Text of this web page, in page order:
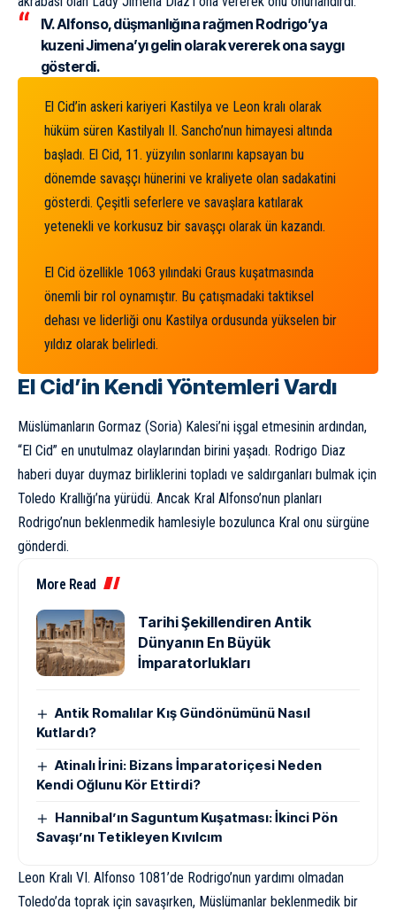
IV. Alfonso, düşmanlığına rağmen Rodrigo’ya
kuzeni Jimena’yı gelin olarak vererek ona saygı
gösterdi.
El Cid’in askeri kariyeri Kastilya ve Leon kralı olarak
hüküm süren Kastilyalı II. Sancho’nun himayesi altında
başladı. El Cid, 11. yüzyılın sonlarını kapsayan bu
dönemde savaşçı hünerini ve kraliyete olan sadakatini
gösterdi. Çeşitli seferlere ve savaşlara katılarak
yetenekli ve korkusuz bir savaşçı olarak ün kazandı.
El Cid özellikle 1063 yılındaki Graus kuşatmasında
önemli bir rol oynamıştır. Bu çatışmadaki taktiksel
dehası ve liderliği onu Kastilya ordusunda yükselen bir
yıldız olarak belirledi.
El Cid’in Kendi Yöntemleri Vardı
Müslümanların Gormaz (Soria) Kalesi’ni işgal etmesinin ardından,
“El Cid” en unutulmaz olaylarından birini yaşadı. Rodrigo Diaz
haberi duyar duymaz birliklerini topladı ve saldırganları bulmak için
Toledo Krallığı’na yürüdü. Ancak Kral Alfonso’nun planları
Rodrigo’nun beklenmedik hamlesiyle bozulunca Kral onu sürgüne
gönderdi.
More Read
Tarihi Şekillendiren Antik
Dünyanın En Büyük
İmparatorlukları
Antik Romalılar Kış Gündönümünü Nasıl
Kutlardı?
Atinalı İrini: Bizans İmparatoriçesi Neden
Kendi Oğlunu Kör Ettirdi?
Hannibal’ın Saguntum Kuşatması: İkinci Pön
Savaşı’nı Tetikleyen Kıvılcım
Leon Kralı VI. Alfonso 1081’de Rodrigo’nun yardımı olmadan
Toledo’da toprak için savaşırken, Müslümanlar beklenmedik bir